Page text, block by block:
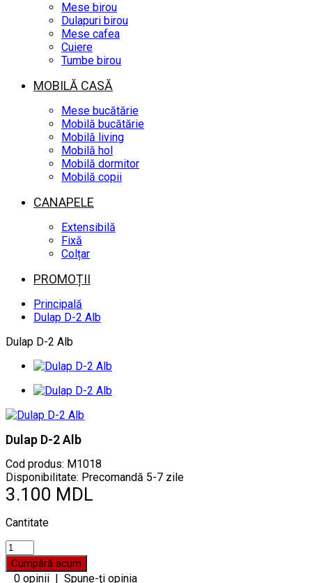
Mese birou
Dulapuri birou
Mese cafea
Cuiere
Tumbe birou
MOBILĂ CASĂ
Mese bucătărie
Mobilă bucătărie
Mobilă living
Mobilă hol
Mobilă dormitor
Mobilă copii
CANAPELE
Extensibilă
Fixă
Colțar
PROMOȚII
Principală
Dulap D-2 Alb
Dulap D-2 Alb
Dulap D-2 Alb
Cod produs: M1018
Disponibilitate: Precomandă 5-7 zile
3.100 MDL
Cantitate
0 opinii | Spune-ţi opinia